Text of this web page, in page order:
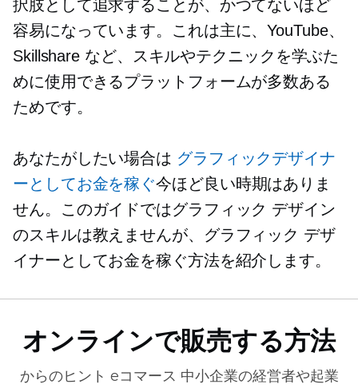
択肢として追求することが、かつてないほど
容易になっています。これは主に、YouTube、
Skillshare など、スキルやテクニックを学ぶた
めに使用できるプラットフォームが多数ある
ためです。
あなたがしたい場合は グラフィックデザイナ
ーとしてお金を稼ぐ今ほど良い時期はありま
せん。このガイドではグラフィック デザイン
のスキルは教えませんが、グラフィック デザ
イナーとしてお金を稼ぐ方法を紹介します。
オンラインで販売する方法
からのヒント eコマース 中小企業の経営者や起業